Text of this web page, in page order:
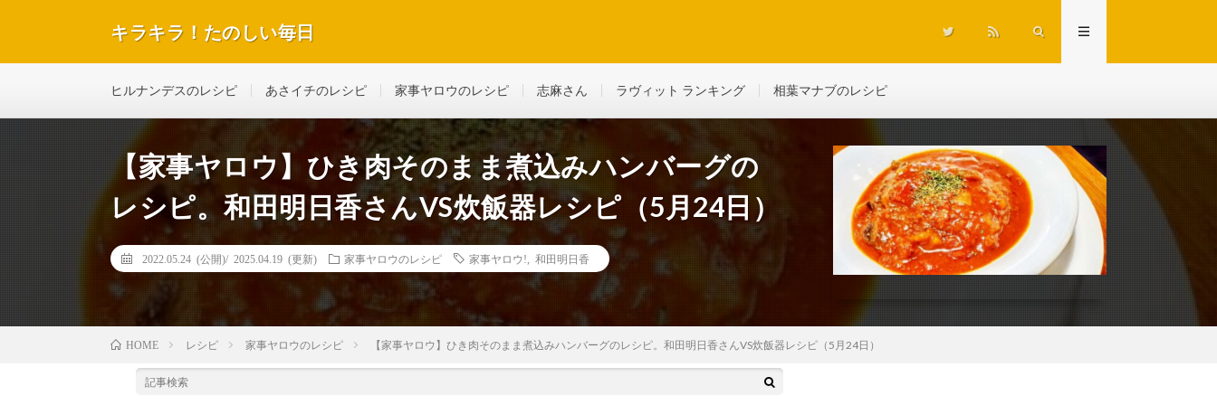
キラキラ！たのしい毎日
ヒルナンデスのレシピ あさイチのレシピ 家事ヤロウのレシピ 志麻さん ラヴィット ランキング 相葉マナブのレシピ
【家事ヤロウ】ひき肉そのまま煮込みハンバーグの
レシピ。和田明日香さんVS炊飯器レシピ（5月24日）
2022.05.24 (公開)/ 2025.04.19 (更新) 家事ヤロウのレシピ 家事ヤロウ! 和田明日香
HOME レシピ 家事ヤロウのレシピ 【家事ヤロウ】ひき肉そのまま煮込みハンバーグのレシピ。和田明日香さんVS炊飯器レシピ（5月24日）